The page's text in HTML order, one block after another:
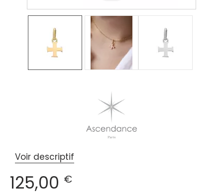
Voir descriptif
125,00 €